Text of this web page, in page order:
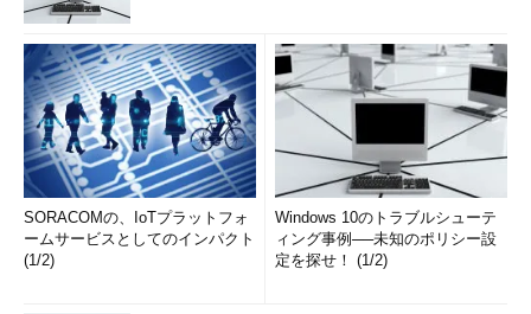
SORACOMの、IoTプラットフォ
ームサービスとしてのインパクト
(1/2)
Windows 10のトラブルシューテ
ィング事例──未知のポリシー設
定を探せ！ (1/2)